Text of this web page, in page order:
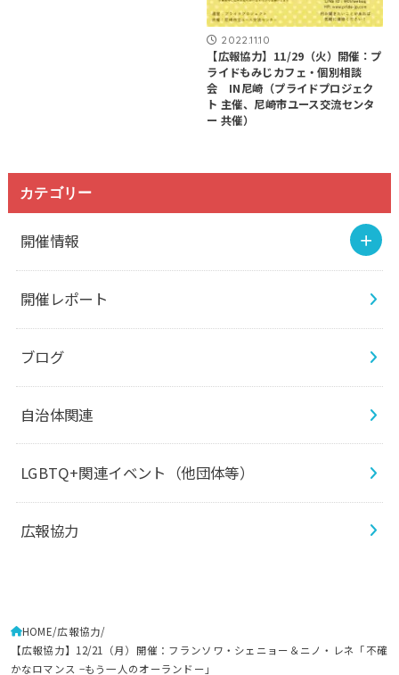
2022.11.10
【広報協力】11/29（火）開催：プ
ライドもみじカフェ・個別相談
会 IN尼崎（プライドプロジェク
ト 主催、尼崎市ユース交流センタ
ー 共催）
カテゴリー
開催情報
開催レポート
ブログ
自治体関連
LGBTQ+関連イベント（他団体等）
広報協力
HOME 広報協力
【広報協力】12/21（月）開催：フランソワ・シェニョー＆ニノ・レネ「不確
かなロマンス −もう一人のオーランドー」